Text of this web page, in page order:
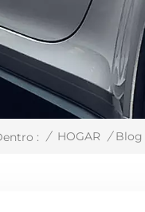
: / HOGAR / Blog